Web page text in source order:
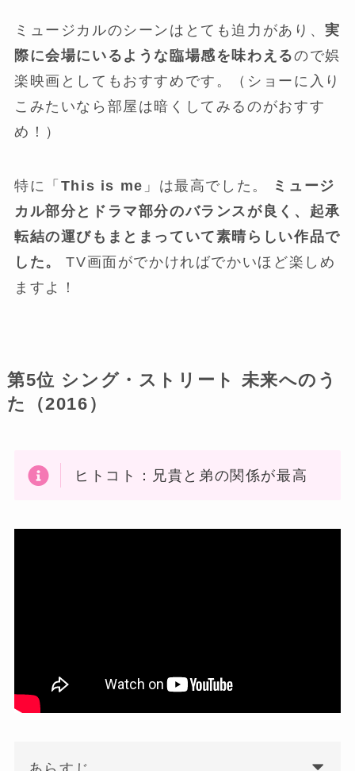
ミュージカルのシーンはとても迫力があり、実
際に会場にいるような臨場感を味わえるので娯
楽映画としてもおすすめです。（ショーに入り
こみたいなら部屋は暗くしてみるのがおすす
め！）
特に「 This is me 」は最高でした。
ミュージ
カル部分とドラマ部分のバランスが良く、起承
転結の運びもまとまっていて素晴らしい作品で
した。
TV画面がでかければでかいほど楽しめ
ますよ！
第5位 シング・ストリート 未来へのう
た（2016）
ヒトコト：兄貴と弟の関係が最高